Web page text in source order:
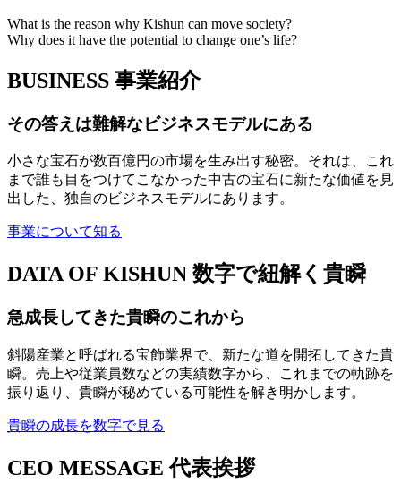
What is the reason why Kishun can move society?
Why does it have the potential to change one’s life?
BUSINESS 事業紹介
その答えは難解なビジネスモデルにある
小さな宝石が数百億円の市場を生み出す秘密。それは、これ
まで誰も目をつけてこなかった中古の宝石に新たな価値を見
出した、独自のビジネスモデルにあります。
事業について知る
DATA OF KISHUN 数字で紐解く貴瞬
急成長してきた貴瞬のこれから
斜陽産業と呼ばれる宝飾業界で、新たな道を開拓してきた貴
瞬。売上や従業員数などの実績数字から、これまでの軌跡を
振り返り、貴瞬が秘めている可能性を解き明かします。
貴瞬の成長を数字で見る
CEO MESSAGE 代表挨拶